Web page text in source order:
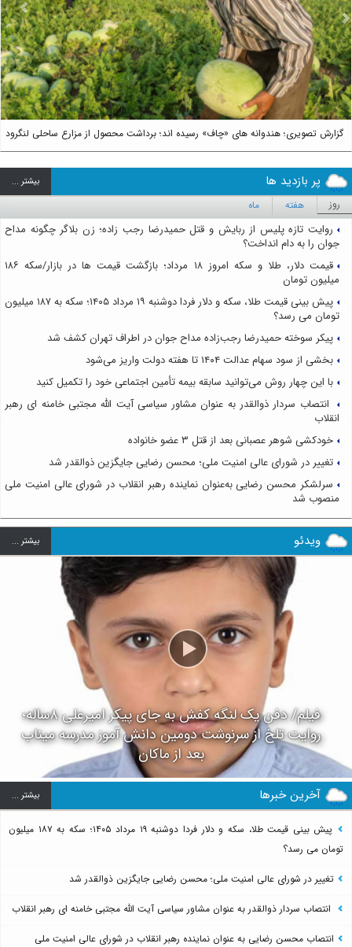
گزارش تصویری؛ هندوانه های «چاف» رسیده اند؛ برداشت محصول از مزارع ساحلی لنگرود
Next
پر بازدید ها بيشتر ...
روز هفته ماه
روایت تازه پلیس از ربایش و قتل حمیدرضا رجب زاده؛ زن بلاگر چگونه مداح
جوان را به دام انداخت؟
قیمت دلار، طلا و سکه امروز ۱۸ مرداد؛ بازگشت قیمت ها در بازار/سکه ۱۸۶
میلیون تومان
پیش بینی قیمت طلا، سکه و دلار فردا دوشنبه ۱۹ مرداد ۱۴۰۵؛ سکه به ۱۸۷ میلیون
تومان می رسد؟
پیکر سوخته حمیدرضا رجب‌زاده مداح جوان در اطراف تهران کشف شد
بخشی از سود سهام عدالت ۱۴۰۴ تا هفته دولت واریز می‌شود
با این چهار روش می‌توانید سابقه بیمه تأمین اجتماعی خود را تکمیل کنید
انتصاب سردار ذوالقدر به عنوان مشاور سیاسی آیت الله مجتبی خامنه ای رهبر
انقلاب
خودکشی شوهر عصبانی بعد از قتل ۳ عضو خانواده
تغییر در شورای عالی امنیت ملی؛ محسن رضایی جایگزین ذوالقدر شد
سرلشکر محسن رضایی به‌عنوان نماینده رهبر انقلاب در شورای عالی امنیت ملی
منصوب شد
ویدئو بيشتر ...
فیلم/ دفن یک لنگه کفش به جای پیکر امیرعلی ۸ساله؛
روایت تلخ از سرنوشت دومین دانش آموز مدرسه میناب
بعد از ماکان
آخرین خبرها بيشتر ...
پیش بینی قیمت طلا، سکه و دلار فردا دوشنبه ۱۹ مرداد ۱۴۰۵؛ سکه به ۱۸۷ میلیون
تومان می رسد؟
تغییر در شورای عالی امنیت ملی؛ محسن رضایی جایگزین ذوالقدر شد
انتصاب سردار ذوالقدر به عنوان مشاور سیاسی آیت الله مجتبی خامنه ای رهبر انقلاب
انتصاب محسن رضایی به عنوان نماینده رهبر انقلاب در شورای عالی امنیت ملی